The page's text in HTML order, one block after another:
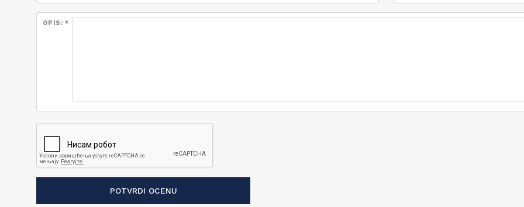
OPIS: *
POTVRDI OCENU